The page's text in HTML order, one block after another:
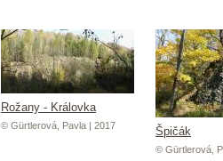
Rožany - Královka
© Gürtlerová, Pavla | 2017 Špičák
© Gürtlerová,